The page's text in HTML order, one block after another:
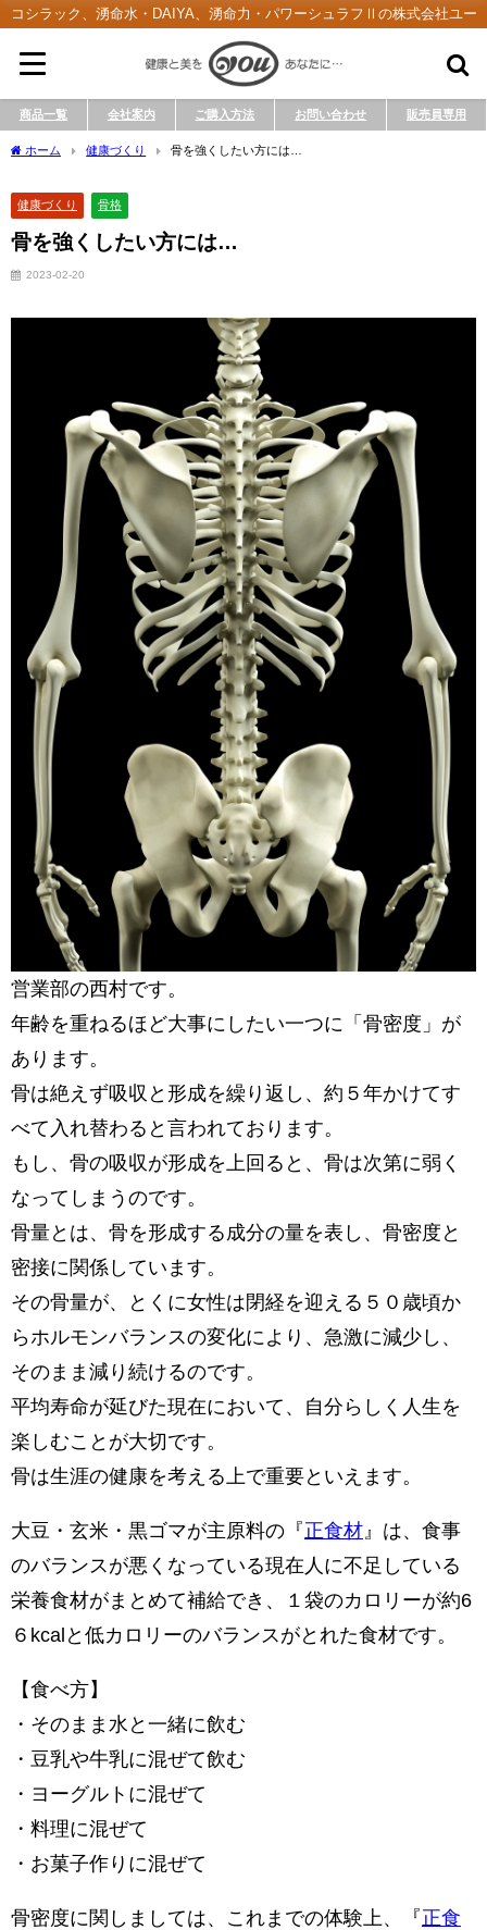
コシラック、湧命水・DAIYA、湧命力・パワーシュラフⅡの株式会社ユー
商品一覧 会社案内 ご購入方法 お問い合わせ 販売員専用
ホーム 健康づくり 骨を強くしたい方には…
健康づくり 骨格
骨を強くしたい方には…
2023-02-20
営業部の西村です。
年齢を重ねるほど大事にしたい一つに「骨密度」が
あります。
骨は絶えず吸収と形成を繰り返し、約５年かけてす
べて入れ替わると言われております。
もし、骨の吸収が形成を上回ると、骨は次第に弱く
なってしまうのです。
骨量とは、骨を形成する成分の量を表し、骨密度と
密接に関係しています。
その骨量が、とくに女性は閉経を迎える５０歳頃か
らホルモンバランスの変化により、急激に減少し、
そのまま減り続けるのです。
平均寿命が延びた現在において、自分らしく人生を
楽しむことが大切です。
骨は生涯の健康を考える上で重要といえます。
大豆・玄米・黒ゴマが主原料の『正食材 』は、食事
のバランスが悪くなっている現在人に不足している
栄養食材がまとめて補給でき、１袋のカロリーが約6
６kcalと低カロリーのバランスがとれた食材です。
【食べ方】
・そのまま水と一緒に飲む
・豆乳や牛乳に混ぜて飲む
・ヨーグルトに混ぜて
・料理に混ぜて
・お菓子作りに混ぜて
骨密度に関しましては、これまでの体験上、『正食